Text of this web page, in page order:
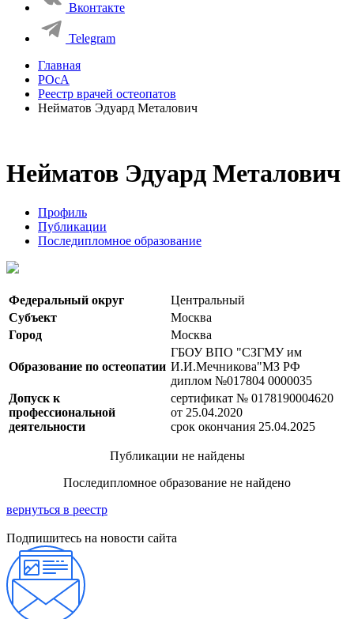
Вконтакте
Telegram
Главная
РОсА
Реестр врачей остеопатов
Нейматов Эдуард Металович
Нейматов Эдуард Металович
Профиль
Публикации
Последипломное образование
Федеральный округ
Центральный
Субъект
Москва
Город
Москва
Образование по остеопатии
ГБОУ ВПО "СЗГМУ им
И.И.Мечникова"МЗ РФ
диплом №017804 0000035
Допуск к
профессиональной
деятельности
сертификат № 0178190004620
от 25.04.2020
срок окончания 25.04.2025
Публикации не найдены
Последипломное образование не найдено
вернуться в реестр
Подпишитесь на новости сайта